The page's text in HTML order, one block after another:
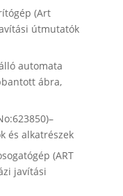
(Art
útmutatók
automata
ábra,
és alkatrészek
(ART
javítási